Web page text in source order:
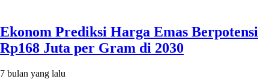
Ekonom Prediksi Harga Emas Berpotensi
Rp168 Juta per Gram di 2030
7 bulan yang lalu